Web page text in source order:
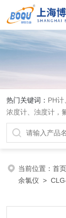
热门关键词： PH
浓度计、浊度计，
仪，PH电极、溶
当前位置：首页
余氯仪 >